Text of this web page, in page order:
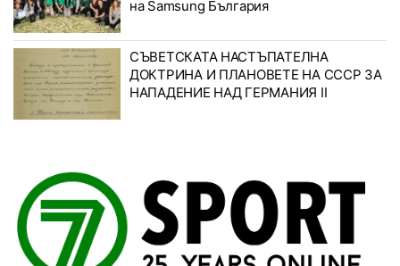
на Samsung България
СЪВЕТСКАТА НАСТЪПАТЕЛНА
ДОКТРИНА И ПЛАНОВЕТЕ НА СССР ЗА
НАПАДЕНИЕ НАД ГЕРМАНИЯ II